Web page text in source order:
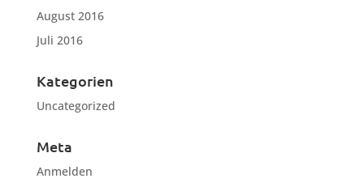
August 2016
Juli 2016
Kategorien
Uncategorized
Meta
Anmelden